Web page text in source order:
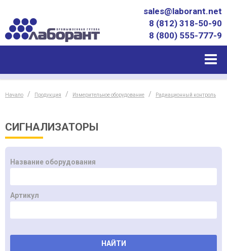
sales@laborant.net
8 (812) 318-50-90
8 (800) 555-777-9
Начало Продукция Измерительное оборудование Радиационный контроль
СИГНАЛИЗАТОРЫ
Название оборудования
Артикул
НАЙТИ